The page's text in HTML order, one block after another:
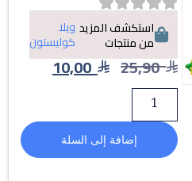
استكشف المزيد
من منتجات
ويلا
كوليستون
25,90
10,00
إضافة إلى السلة